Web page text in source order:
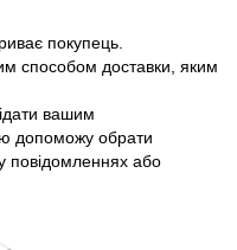
покупець.
способом доставки, яким
вашим
допоможу обрати
повідомленнях або